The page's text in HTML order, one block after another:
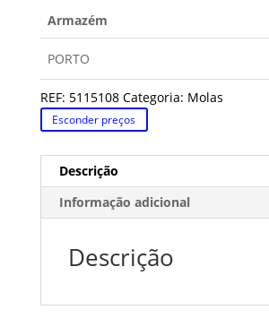
Armazém
PORTO
REF: 5115108 Categoria: Molas
Esconder preços
Descrição
Informação adicional
Descrição